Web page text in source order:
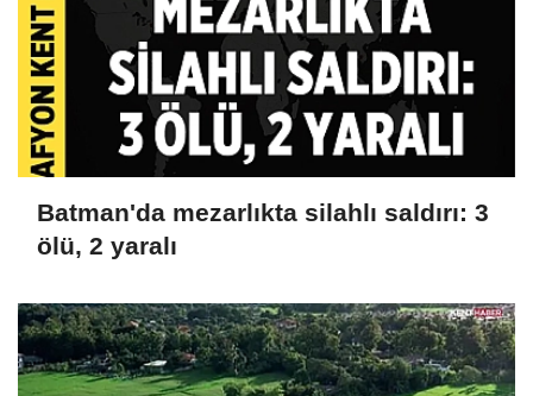
Batman'da mezarlıkta silahlı saldırı: 3
ölü, 2 yaralı